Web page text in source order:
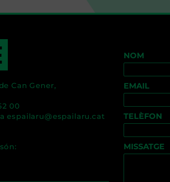
Can Gener,
00
tac.uraliapse
@uraliapse
NOM
EMAIL
TELÈFON
MISSATGE